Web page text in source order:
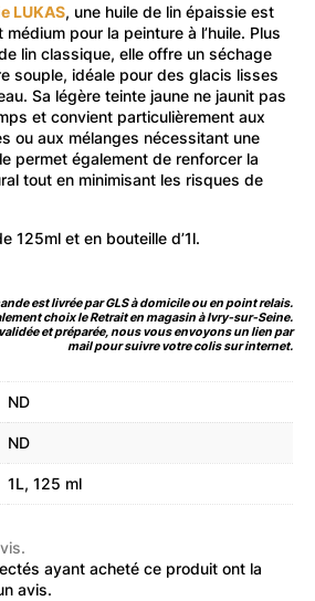
LUKAS, une huile de lin épaissie est
pour la peinture à l’huile. Plus
lin classique, elle offre un séchage
souple, idéale pour des glacis lisses
Sa légère teinte jaune ne jaunit pas
et convient particulièrement aux
ou aux mélanges nécessitant une
permet également de renforcer la
tout en minimisant les risques de
125ml et en bouteille d’1l.
est livrée par GLS à domicile ou en point relais.
choix le Retrait en magasin à Ivry-sur-Seine.
et préparée, nous vous envoyons un lien par
mail pour suivre votre colis sur internet.
ND
ND
1L, 125 ml
ayant acheté ce produit ont la
avis.